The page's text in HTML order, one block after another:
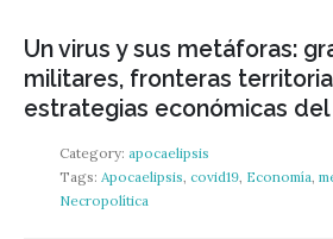
Un virus y sus metáforas:
militares, fronteras
estrategias económicas
Category: apocaelipsis
Tags: Apocaelipsis, covid19, Economía,
Necropolítica